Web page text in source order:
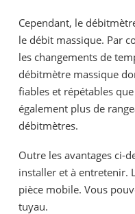
Cependant, le
le débit massique. Par
les changements de
débitmètre massique
fiables et répétables
également plus de
débitmètres.
Outre les avantages ci-
installer et à entretenir.
pièce mobile. Vous
tuyau.